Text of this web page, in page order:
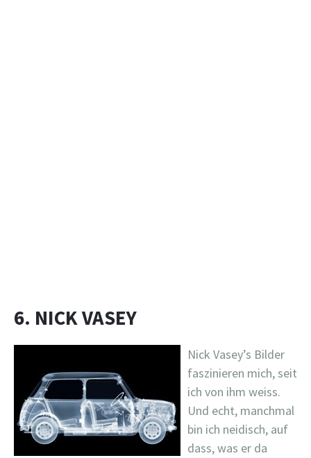
6. NICK VASEY
Nick Vasey’s Bilder
faszinieren mich, seit
ich von ihm weiss.
Und echt, manchmal
bin ich neidisch, auf
dass, was er da